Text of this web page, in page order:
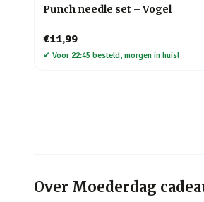
Punch needle set – Vogel
€11,99
✔ Voor 22:45 besteld, morgen in huis!
Over Moederdag